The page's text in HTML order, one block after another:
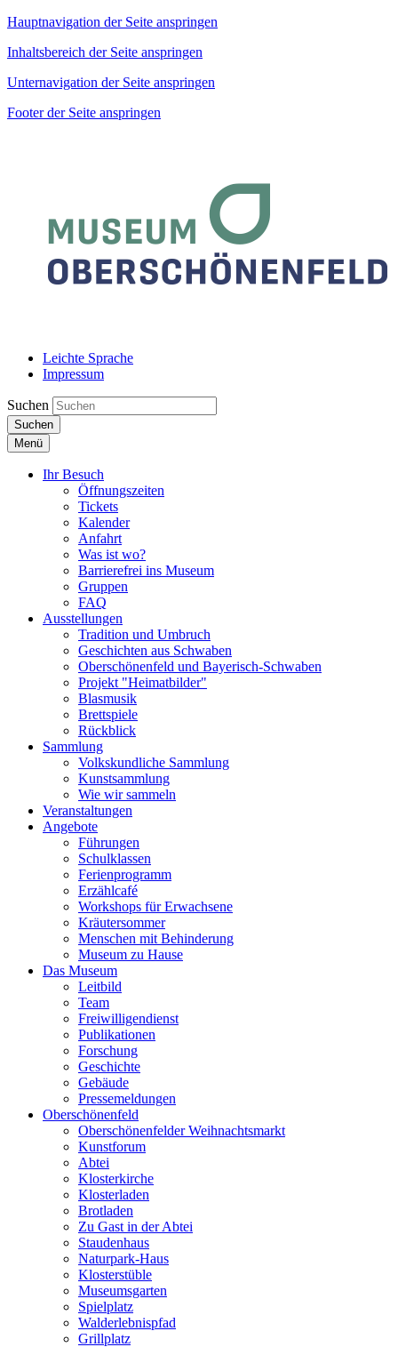
Hauptnavigation der Seite anspringen
Inhaltsbereich der Seite anspringen
Unternavigation der Seite anspringen
Footer der Seite anspringen
Leichte Sprache
Impressum
Suchen
Suchen
Menü
Ihr Besuch
Öffnungszeiten
Tickets
Kalender
Anfahrt
Was ist wo?
Barrierefrei ins Museum
Gruppen
FAQ
Ausstellungen
Tradition und Umbruch
Geschichten aus Schwaben
Oberschönenfeld und Bayerisch-Schwaben
Projekt "Heimatbilder"
Blasmusik
Brettspiele
Rückblick
Sammlung
Volkskundliche Sammlung
Kunstsammlung
Wie wir sammeln
Veranstaltungen
Angebote
Führungen
Schulklassen
Ferienprogramm
Erzählcafé
Workshops für Erwachsene
Kräutersommer
Menschen mit Behinderung
Museum zu Hause
Das Museum
Leitbild
Team
Freiwilligendienst
Publikationen
Forschung
Geschichte
Gebäude
Pressemeldungen
Oberschönenfeld
Oberschönenfelder Weihnachtsmarkt
Kunstforum
Abtei
Klosterkirche
Klosterladen
Brotladen
Zu Gast in der Abtei
Staudenhaus
Naturpark-Haus
Klosterstüble
Museumsgarten
Spielplatz
Walderlebnispfad
Grillplatz